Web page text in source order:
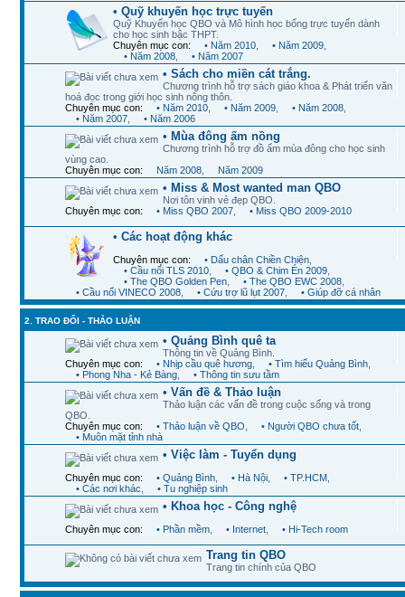
• Quỹ khuyến học trực tuyến
Quỹ Khuyến học QBO và Mô hình học bổng trực tuyến dành
cho học sinh bậc THPT.
Chuyên mục con:
• Năm 2010 • Năm 2009
• Năm 2008
• Năm 2007
• Sách cho miền cát trắng.
Chương trình hỗ trợ sách giáo khoa & Phát triển văn
hoá đọc trong giới học sinh nông thôn.
Chuyên mục con:
• Năm 2010 • Năm 2009 • Năm 2008
• Năm 2007
• Năm 2006
• Mùa đông ấm nồng
Chương trình hỗ trợ đồ ấm mùa đông cho học sinh
vùng cao.
Chuyên mục con:
Năm 2008 Năm 2009
• Miss & Most wanted man QBO
Nơi tôn vinh vẻ đẹp QBO.
Chuyên mục con:
• Miss QBO 2007 • Miss QBO 2009-2010
• Các hoạt động khác
Chuyên mục con: • Dấu chân Chiền Chiện
• Cầu nối TLS 2010
• QBO & Chim Én 2009
• The QBO Golden Pen
• The QBO EWC 2008
• Cầu nối VINECO 2008
• Cứu trợ lũ lụt 2007 • Giúp đỡ cá nhân
2. TRAO ĐỔI - THẢO LUẬN
• Quảng Bình quê ta
Thông tin về Quảng Bình.
Chuyên mục con:
• Nhịp cầu quê hương • Tìm hiểu Quảng Bình
• Phong Nha - Kẻ Bàng
• Thông tin sưu tầm
• Vấn đề & Thảo luận
Thảo luận các vấn đề trong cuộc sống và trong
QBO.
Chuyên mục con:
• Thảo luận về QBO • Người QBO chưa tốt
• Muôn mặt tỉnh nhà
• Việc làm - Tuyển dụng
Chuyên mục con: • Quảng Bình • Hà Nội • TP.HCM
• Các nơi khác
• Tu nghiệp sinh
• Khoa học - Công nghệ
Chuyên mục con: • Phần mềm • Internet • Hi-Tech room
Trang tin QBO
Trang tin chính của QBO